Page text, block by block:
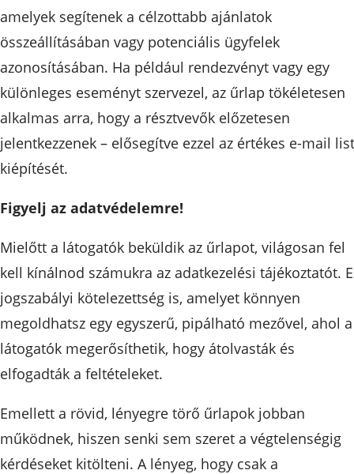
amelyek segítenek a célzottabb ajánlatok
összeállításában vagy potenciális ügyfelek
azonosításában. Ha például rendezvényt vagy egy
különleges eseményt szervezel, az űrlap tökéletesen
alkalmas arra, hogy a résztvevők előzetesen
jelentkezzenek – elősegítve ezzel az értékes e-mail
kiépítését.
Figyelj az adatvédelemre!
Mielőtt a látogatók beküldik az űrlapot, világosan fel
kell kínálnod számukra az adatkezelési tájékoztatót.
jogszabályi kötelezettség is, amelyet könnyen
megoldhatsz egy egyszerű, pipálható mezővel, ahol a
látogatók megerősíthetik, hogy átolvasták és
elfogadták a feltételeket.
Emellett a rövid, lényegre törő űrlapok jobban
működnek, hiszen senki sem szeret a végtelenségig
kérdéseket kitölteni. A lényeg, hogy csak a